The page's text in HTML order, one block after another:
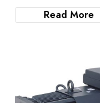
Read More